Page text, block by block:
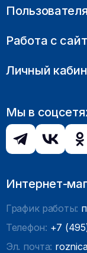
Работа с
Личный
Мы в
Интернет-
График работы:
Телефон: +7
Эл. почта: